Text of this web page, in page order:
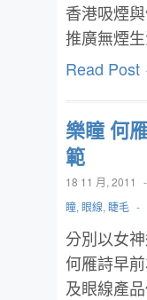
香港吸煙
推廣無煙
Read
樂瞳 何
範
18 11 月, 2011 -
瞳, 眼線, 睫毛 -
分別以女
何雁詩早
及眼線產